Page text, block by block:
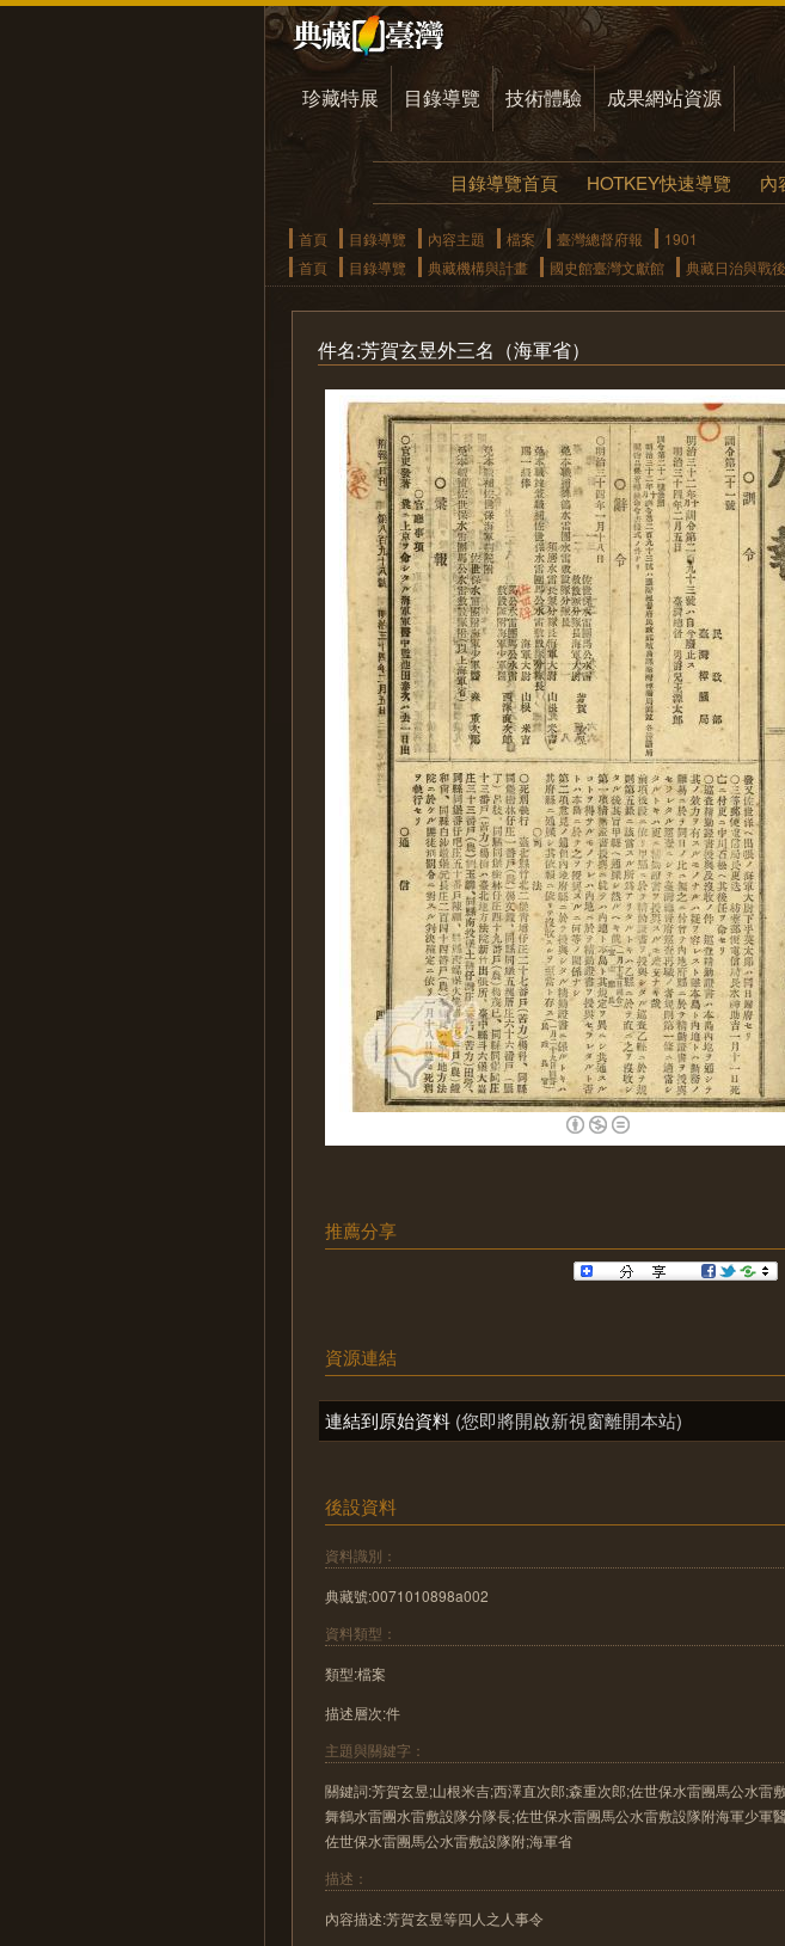
珍藏特展 目錄導覽 技術體驗 成果網站資源
目錄導覽首頁 HOTKEY快速導覽 內
首頁 目錄導覽 內容主題 檔案 臺灣總督府報
1901
首頁
目錄導覽 典藏機構與計畫 國史館臺灣文獻館 典藏日治與戰
件名:芳賀玄昱外三名（海軍省）
推薦分享
資源連結
連結到原始資料 (您即將開啟新視窗離開本站)
後設資料
資料識別：
典藏號:0071010898a002
資料類型：
類型:檔案
描述層次:件
主題與關鍵字：
關鍵詞:芳賀玄昱;山根米吉;西澤直次郎;森重次郎;佐世保水雷團馬公水雷
舞鶴水雷團水雷敷設隊分隊長;佐世保水雷團馬公水雷敷設隊附海軍少軍
佐世保水雷團馬公水雷敷設隊附;海軍省
描述：
內容描述:芳賀玄昱等四人之人事令